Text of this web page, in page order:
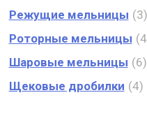
Режущие мельницы
3
Роторные мельницы 4
Шаровые мельницы
6
Щековые дробилки 4